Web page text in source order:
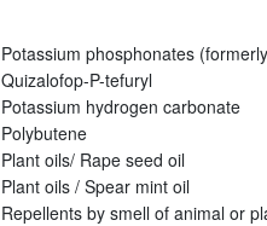
Potassium phosphonates
Quizalofop-P-tefuryl
Potassium hydrogen carbonate
Polybutene
Plant oils/ Rape seed oil
Plant oils / Spear mint oil
Repellents by smell of animal or